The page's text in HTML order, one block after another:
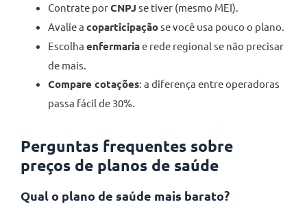
Contrate porCNPJ se tiver (mesmo MEI).
Avalie a coparticipaçãose você usa pouco o plano.
Escolha enfermariae rede regional se não precisar
de mais.
Compare cotações: a diferença entre operadoras
passa fácil de 30%.
Perguntas frequentes sobre
preços de planos de saúde
Qual o plano de saúde mais barato?